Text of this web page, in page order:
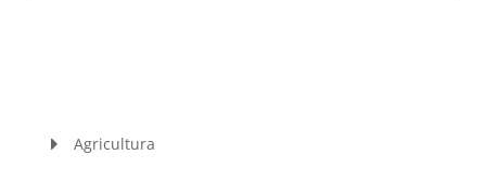
Agricultura